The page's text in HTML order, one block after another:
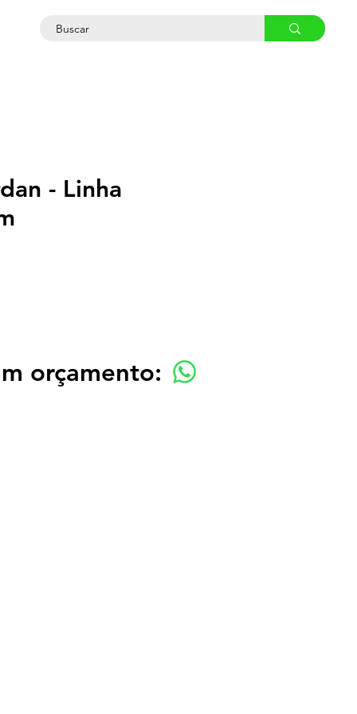
- Linha
orçamento: